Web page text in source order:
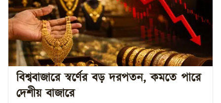
রেগুলেটরি কমিশন (বিইআরসি)। নতুন মূল্য নির্ধারণকে
ঘিরে সারা দেশের কোটি গ্রাহকের মধ্যে তৈরি হয়েছে
ব্যাপক আগ্রহ। বুধবার (১ জুলাই) বিইআরসি প্রকাশিত
এক বিজ্ঞপ্তিতে জানায়, সৌদি আরামকো কর্তৃক ঘোষিত
জুলাই ২০২৬
বিশ্ববাজারে স্বর্ণের বড় দরপতন, কমতে পারে
দেশীয় বাজারে